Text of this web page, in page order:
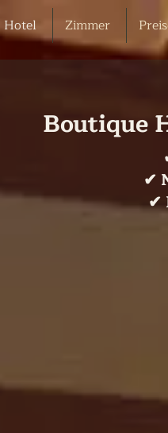
Hotel Zimmer
Boutique
✔
✔